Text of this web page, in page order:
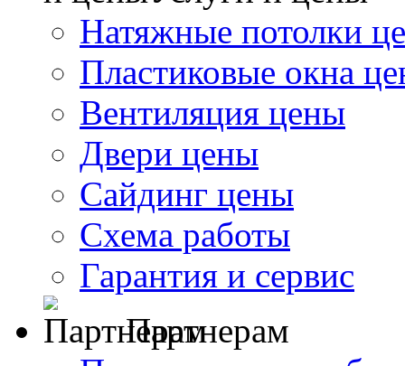
Натяжные потолки
Пластиковые окна
Вентиляция цены
Двери цены
Сайдинг цены
Схема работы
Гарантия и сервис
Партнерам